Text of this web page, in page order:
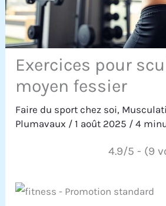
Exercices pour
moyen fessier
Faire du sport chez soi,
Plumavaux /1 août 2025 /4
4.9/5 - (9